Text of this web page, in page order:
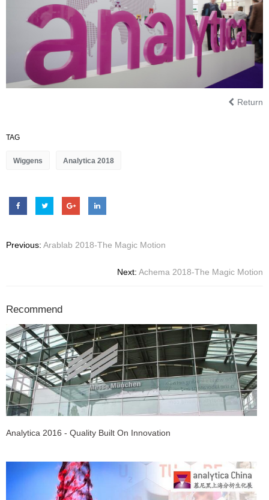
Return
TAG
Wiggens Analytica 2018
Previous: Arablab 2018-The Magic Motion
Next: Achema 2018-The Magic Motion
Recommend
Analytica 2016 - Quality Built On Innovation